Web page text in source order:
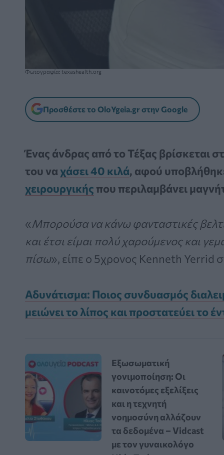
Φωτογραφία: texashealth.org
Προσθέστε το OloYgeia.gr στην Google
Ένας άνδρας από το Τέξας βρίσκεται
του ναχάσει 40 κιλά, αφού
χειρουργικής που περιλαμβάνει
«Μπορούσα να κάνω φανταστικές
και έτσι είμαι πολύ χαρούμενος και
πίσω», είπε ο 5χρονος Kenneth Yerrid
Αδυνάτισμα: Ποιος συνδυασμός
μειώνει το λίπος και προστατεύει το
Εξωσωματική
γονιμοποίηση: Οι
καινοτόμες εξελίξεις
και η τεχνητή
νοημοσύνη αλλάζουν
τα δεδομένα – Vidcast
με τον γυναικολόγο